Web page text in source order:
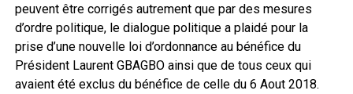
peuvent être corrigés autrement que par des mesures
d’ordre politique, le dialogue politique a plaidé pour la
prise d’une nouvelle loi d’ordonnance au bénéfice du
Président Laurent GBAGBO ainsi que de tous ceux qui
avaient été exclus du bénéfice de celle du 6 Aout 2018.